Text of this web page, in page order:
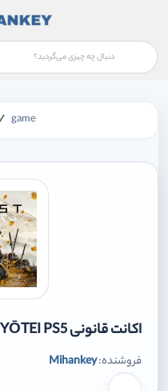
game
اکانت قانونی GHOST OF YŌTEI PS5
فروشنده:Mihankey